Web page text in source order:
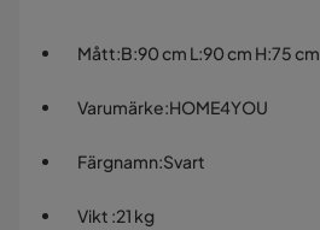
Mått:B:90 cm L:90 cm H:75 cm
Varumärke:HOME4YOU
Färgnamn:Svart
Vikt :21 kg